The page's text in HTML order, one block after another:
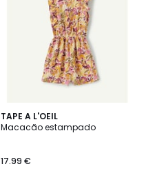
TAPE A L'OEIL
Macacão estampado
17.99 €